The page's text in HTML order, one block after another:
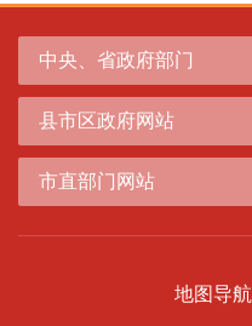
中央、省政府部门
县市区政府网站
市直部门网站
地图导航